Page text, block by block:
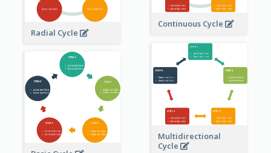
Radial Cycle
Continuous Cycle
Multidirectional
Cycle